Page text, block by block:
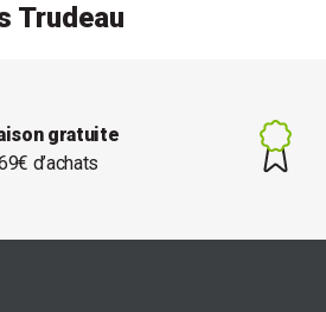
Trudeau
gratuite
d’achats